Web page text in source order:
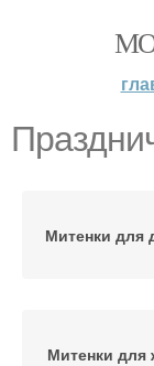
Митенки для
Митенки для